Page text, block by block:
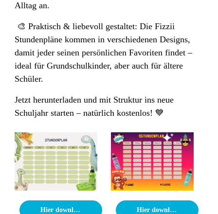
Alltag an.
🎨 Praktisch & liebevoll gestaltet: Die Fizzii
Stundenpläne kommen in verschiedenen Designs,
damit jeder seinen persönlichen Favoriten findet –
ideal für Grundschulkinder, aber auch für ältere
Schüler.
Jetzt herunterladen und mit Struktur ins neue
Schuljahr starten – natürlich kostenlos! 💙
Hier downloaden Hier downloaden